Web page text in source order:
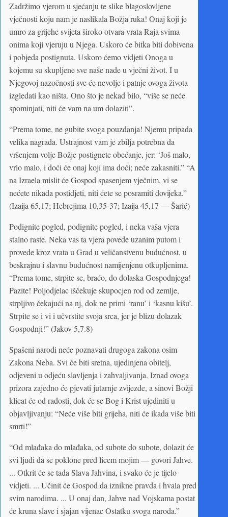
Zadržimo vjerom u sjećanju te slike blagoslovljene
vječnosti koju nam je naslikala Božja ruka! Onaj koji je
umro za grijehe svijeta široko otvara vrata Raja svima
onima koji vjeruju u Njega. Uskoro će bitka biti dobivena
i pobjeda postignuta. Uskoro ćemo vidjeti Onoga u
kojemu su skupljene sve naše nade u vječni život. I u
Njegovoj nazočnosti sve će nevolje i patnje ovoga života
izgledati kao ništa. Ono što je nekad bilo, “više se neće
spominjati, niti će vam na um dolaziti”.
“Prema tome, ne gubite svoga pouzdanja! Njemu pripada
velika nagrada. Ustrajnost vam je zbilja potrebna da
vršenjem volje Božje postignete obećanje, jer: ‘Još malo,
vrlo malo, i doći će onaj koji ima doći; neće zakasniti.” “A
na Izraela mislit će Gospod spasenjem vječnim, vi se
nećete nikada postidjeti, niti ćete se posramiti dovijeka.”
(Izaija 65,17; Hebrejima 10,35-37; Izaija 45,17 — Šarić)
Podignite pogled, podignite pogled, i neka vaša vjera
stalno raste. Neka vas ta vjera povede uzanim putom i
provede kroz vrata u Grad u veličanstvenu budućnost, u
beskrajnu i slavnu budućnost namijenjenu otkupljenima.
“Prema tome, strpite se, braćo, do dolaska Gospodnjega!
Pazite! Poljodjelac iščekuje skupocjen rod od zemlje,
strpljivo čekajući na nj, dok ne primi ‘ranu’ i ‘kasnu kišu’.
Strpite se i vi i učvrstite svoja srca, jer je blizu dolazak
Gospodnji!” (Jakov 5,7.8)
Spašeni narodi neće poznavati drugoga zakona osim
Zakona Neba. Svi će biti sretna, ujedinjena obitelj,
odjeveni u odjeću slavljenja i zahvaljivanja. Iznad ovoga
prizora zajedno će pjevati jutarnje zvijezde, a sinovi Božji
klicat će od radosti, dok će se Bog i Krist ujediniti u
objavljivanju: “Neće više biti grijeha, niti će ikada više biti
smrti!”
“Od mlađaka do mlađaka, od subote do subote, dolazit će
svi ljudi da se poklone pred licem mojim — govori Jahve.
... Otkrit će se tada Slava Jahvina, i svako će je tijelo
vidjeti. ... Učinit će Gospod da iznikne pravda i hvala pred
svim narodima. ... U onaj dan, Jahve nad Vojskama postat
će kruna slave i sjajan vijenac Ostatku svoga naroda.”